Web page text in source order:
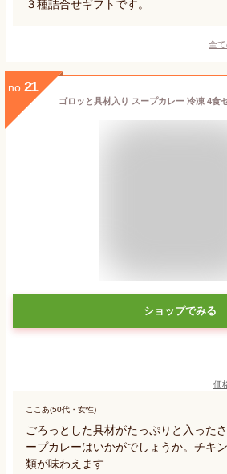
３種詰合せギフトです。
全
no. 21
ショップでみる
価
ここあ(50代・女性)
ごろっとした具材がたっぷりと入った
ープカレーはいかがでしょうか。チキ
類が味わえます